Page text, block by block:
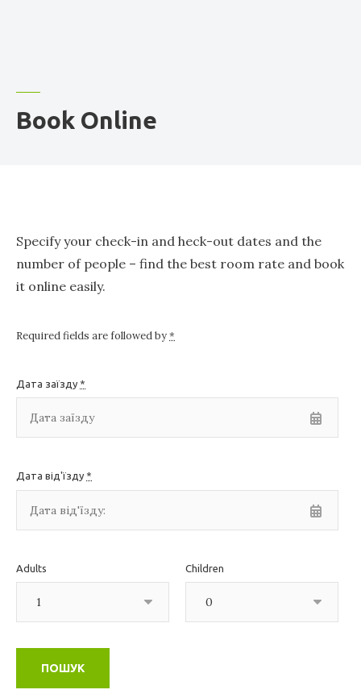
Book Online
Specify your check-in and heck-out dates and the
number of people – find the best room rate and book
it online easily.
Required fields are followed by*
Дата заїзду *
Дата від'їзду *
Adults Children